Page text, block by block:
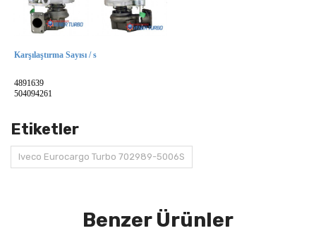
Karşılaştırma Sayısı / s
4891639
504094261
Etiketler
Iveco Eurocargo Turbo 702989-5006S
Benzer Ürünler